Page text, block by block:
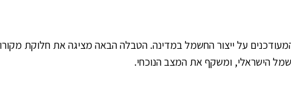
על ייצור החשמל במדינה. הטבלה הבאה מציגה את חלוקת
הישראלי, ומשקף את המצב הנוכחי.